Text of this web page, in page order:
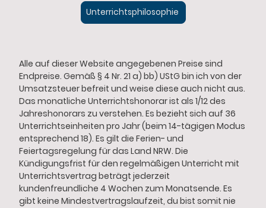
Unterrichtsphilosophie
Alle auf dieser Website angegebenen Preise sind
Endpreise. Gemäß § 4 Nr. 21 a) bb) UStG bin ich von der
Umsatzsteuer befreit und weise diese auch nicht aus.
Das monatliche Unterrichtshonorar ist als 1/12 des
Jahreshonorars zu verstehen. Es bezieht sich auf 36
Unterrichtseinheiten pro Jahr (beim 14-tägigen Modus
entsprechend 18). Es gilt die Ferien- und
Feiertagsregelung für das Land NRW. Die
Kündigungsfrist für den regelmäßigen Unterricht mit
Unterrichtsvertrag beträgt jederzeit
kundenfreundliche 4 Wochen zum Monatsende. Es
gibt keine Mindestvertragslaufzeit, du bist somit nie